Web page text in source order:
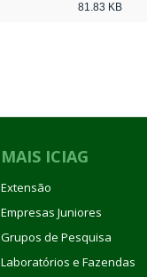
81.83 KB
MAIS ICIAG
Extensão
Empresas Juniores
Grupos de Pesquisa
Laboratórios e Fazendas